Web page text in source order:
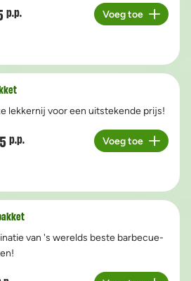
p.p.
Aantal
Voeg toe
lekkernij voor een uitstekende prijs!
p.p.
Aantal
Voeg toe
van 's werelds beste barbecue-